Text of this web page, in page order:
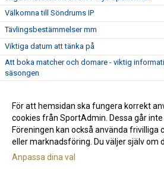
Välkomna till Söndrums IP
Tävlingsbestämmelser mm
Viktiga datum att tänka på
Att boka matcher och domare - viktig
säsongen
Presentationsmaterial att använda vid
Avbokningsregler
För att hemsidan ska fungera korrekt
cookies från SportAdmin. Dessa går
Föreningen kan också använda frivilliga
eller marknadsföring. Du väljer själv om
Anpassa dina val